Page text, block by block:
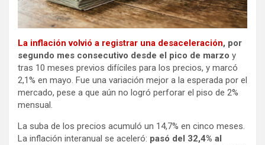
La inflación volvió a registrar una desaceleración, por
segundo mes consecutivo desde el pico de marzo y
tras 10 meses previos difíciles para los precios, y marcó
2,1% en mayo. Fue una variación mejor a la esperada por el
mercado, pese a que aún no logró perforar el piso de 2%
mensual.
La suba de los precios acumuló un 14,7% en cinco meses.
La inflación interanual se aceleró: pasó del 32,4% al